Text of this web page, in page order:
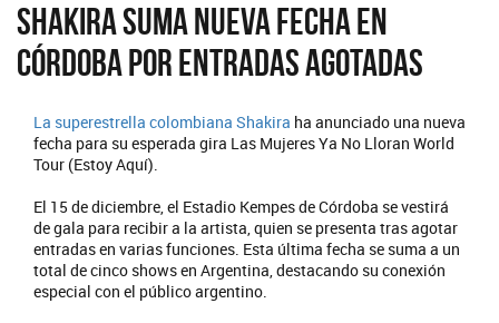
Shakira suma nueva fecha en
Córdoba por entradas agotadas
La superestrella colombiana Shakira ha anunciado una nueva
fecha para su esperada gira Las Mujeres Ya No Lloran World
Tour (Estoy Aquí).
El 15 de diciembre, el Estadio Kempes de Córdoba se vestirá
de gala para recibir a la artista, quien se presenta tras agotar
entradas en varias funciones. Esta última fecha se suma a un
total de cinco shows en Argentina, destacando su conexión
especial con el público argentino.